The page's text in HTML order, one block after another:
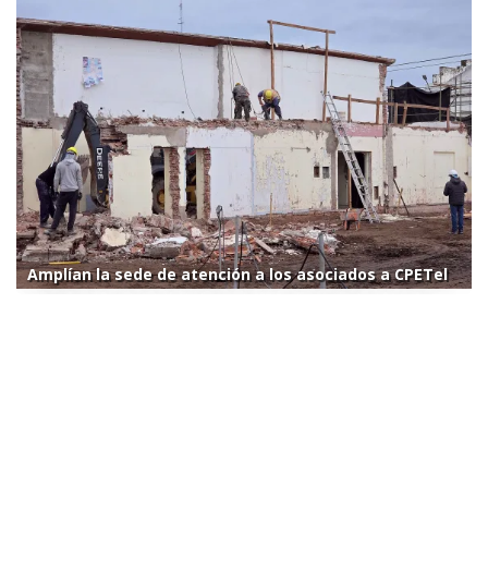
Amplían la sede de atención a los asociados a CPETel